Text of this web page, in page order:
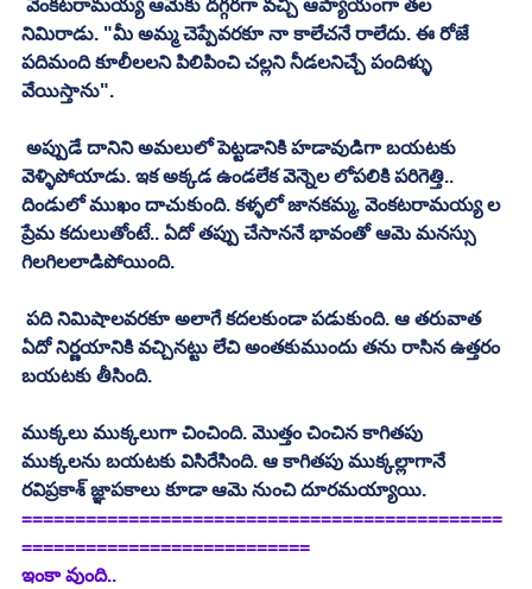
నిమిరాడు. "మీ అమ్మ చెప్పేవరకూ నా కాలేచనే రాలేదు. ఈ రోజే
పదిమంది కూలీలలని పిలిపించి చల్లని నీడలనిచ్చే పందిళ్ళు
వేయిస్తాను".
వెళ్ళిపోయాడు. ఇక అక్కడ ఉండలేక వెన్నెల లోపలికి పరిగెత్తి..
దిండులో ముఖం దాచుకుంది. కళ్ళలో జానకమ్మ, వెంకటరామయ్య ల
ప్రేమ కదులుతోంటే.. ఏదో తప్పు చేసాననే భావంతో ఆమె మనస్సు
గిలగిలలాడిపోయింది.
ఏదో నిర్ణయానికి వచ్చినట్టు లేచి అంతకుముందు తను రాసిన ఉత్తరం
బయటకు తీసింది.
ముక్కలు ముక్కలుగా చించింది. మొత్తం చించిన కాగితపు
ముక్కలను బయటకు విసిరేసింది. ఆ కాగితపు ముక్కల్లాగానే
రవిప్రకాశ్‌ జ్ఞాపకాలు కూడా ఆమె నుంచి దూరమయ్యాయి.
=============================================
===========================
ఇంకా వుంది..